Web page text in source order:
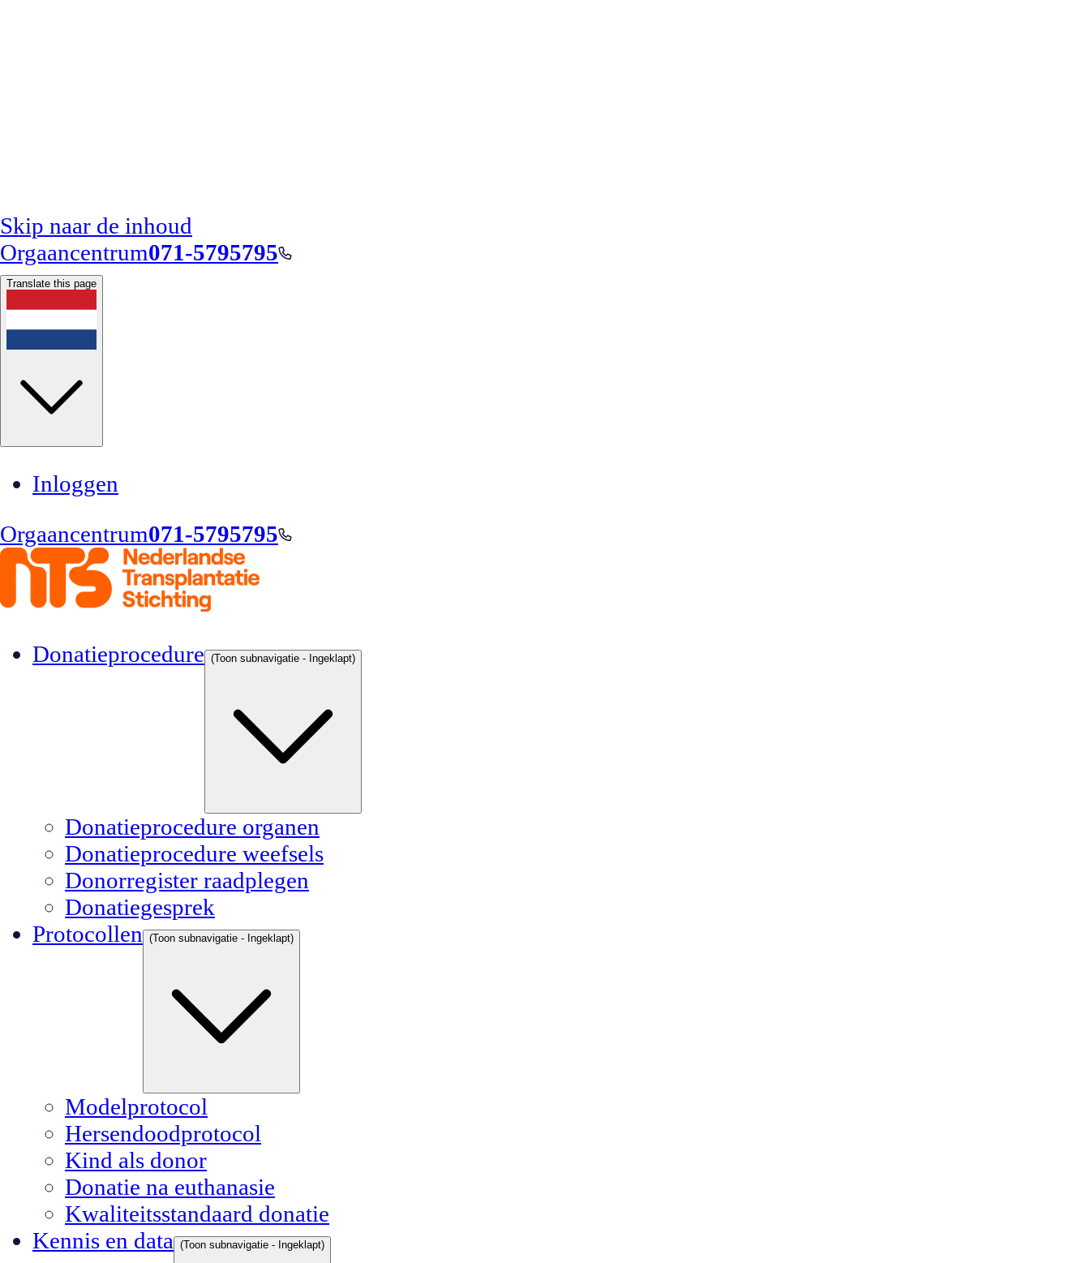
Skip naar de inhoud
Orgaancentrum071-5795795
Translate this page
Inloggen
Orgaancentrum071-5795795
Donatieprocedure (Toon subnavigatie - Ingeklapt)
Donatieprocedure organen
Donatieprocedure weefsels
Donorregister raadplegen
Donatiegesprek
Protocollen
(Toon subnavigatie - Ingeklapt)
Modelprotocol
Hersendoodprotocol
Kind als donor
Donatie na euthanasie
Kwaliteitsstandaard donatie
Kennis en data
(Toon subnavigatie - Ingeklapt)